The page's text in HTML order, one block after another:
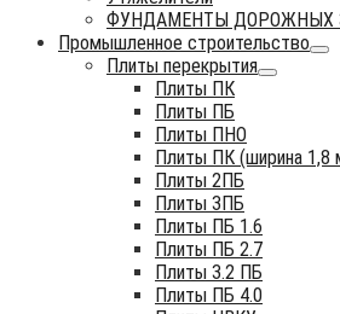
ФУНДАМЕНТЫ ДОРОЖНЫХ
Промышленное строительство
Плиты перекрытия
Плиты ПК
Плиты ПБ
Плиты ПНО
Плиты ПК (ширина 1,8
Плиты 2ПБ
Плиты 3ПБ
Плиты ПБ 1.6
Плиты ПБ 2.7
Плиты 3.2 ПБ
Плиты ПБ 4.0